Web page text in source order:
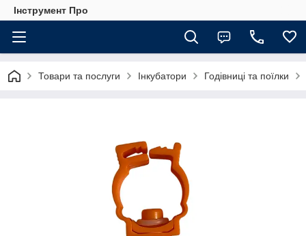
Інструмент Про
Товари та послуги Інкубатори Годівниці та поїлки